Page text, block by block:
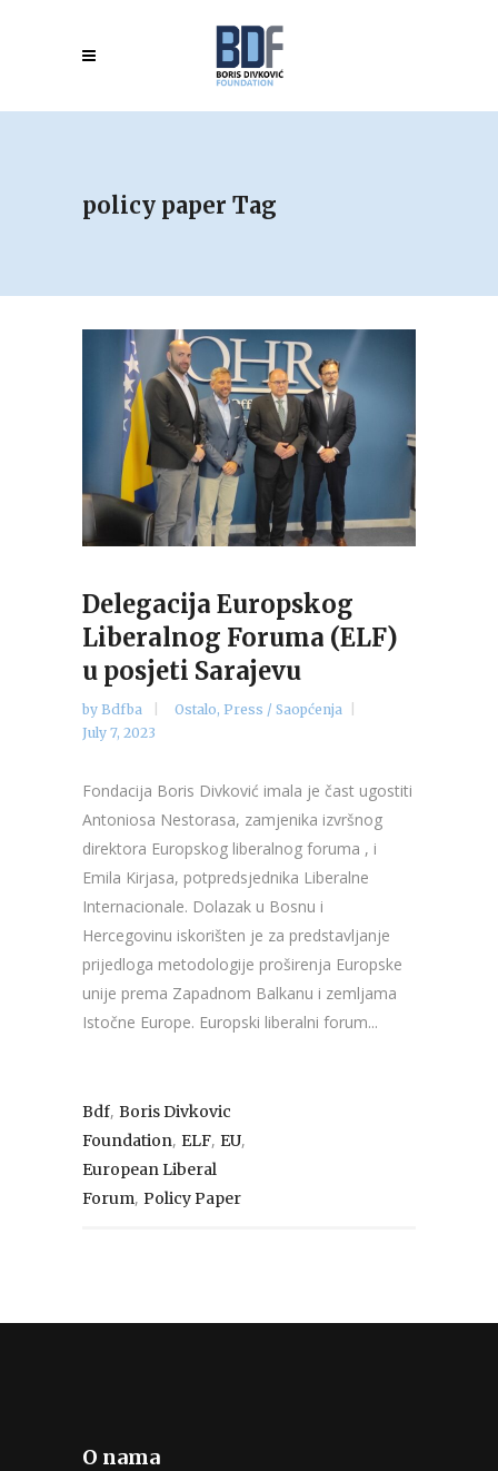
policy paper Tag
Delegacija Europskog
Liberalnog Foruma (ELF)
u posjeti Sarajevu
by Bdfba Ostalo, Press / Saopćenja
July 7, 2023
Fondacija Boris Divković imala je čast ugostiti
Antoniosa Nestorasa, zamjenika izvršnog
direktora Europskog liberalnog foruma , i
Emila Kirjasa, potpredsjednika Liberalne
Internacionale. Dolazak u Bosnu i
Hercegovinu iskorišten je za predstavljanje
prijedloga metodologije proširenja Europske
unije prema Zapadnom Balkanu i zemljama
Istočne Europe. Europski liberalni forum...
Bdf, Boris Divkovic
Foundation, ELF, EU,
European Liberal
Forum, Policy Paper
O nama